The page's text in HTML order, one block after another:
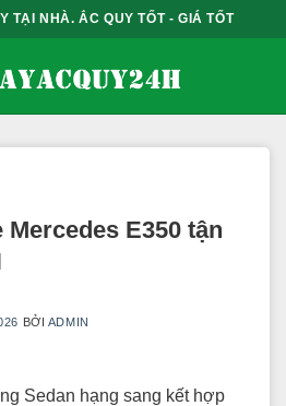
TẠI NHÀ. ẮC QUY TỐT - GIÁ TỐT
E350 tận
BỞI ADMIN
Sedan hạng sang kết hợp